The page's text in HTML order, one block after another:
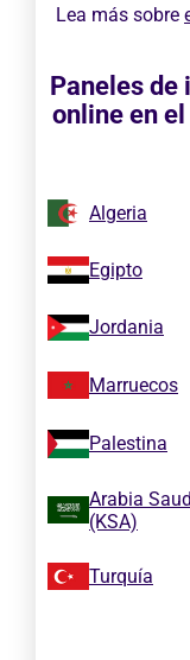
Lea más sobre
Paneles de
online en
Algeria
Egipto
Jordania
Marruecos
Palestina
Arabia
(KSA)
Turquía